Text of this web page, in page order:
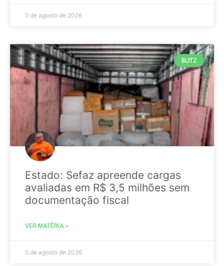
5 de agosto de 2026
BLITZ
Estado: Sefaz apreende cargas
avaliadas em R$ 3,5 milhões sem
documentação fiscal
VER MATÉRIA »
5 de agosto de 2026